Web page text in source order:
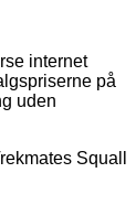
internet
på
uden
Squall